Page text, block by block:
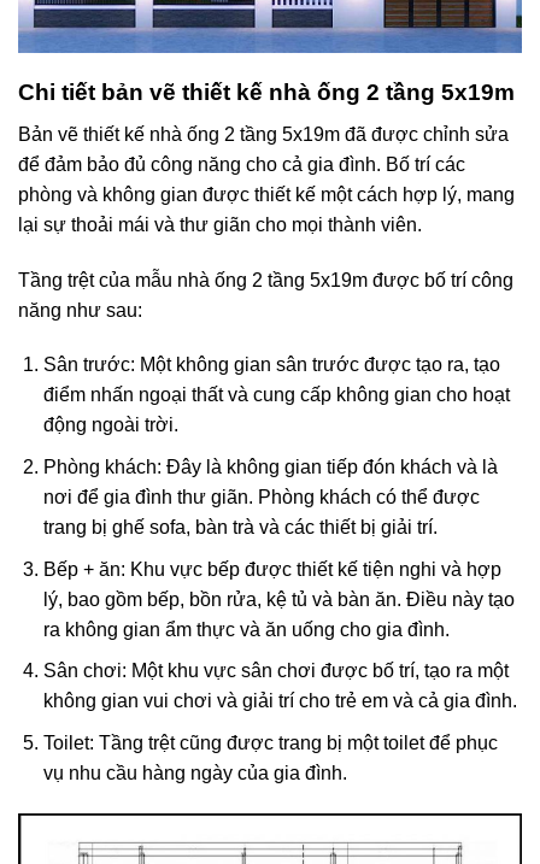
Chi tiết bản vẽ thiết kế nhà ống 2 tầng 5x19m
Bản vẽ thiết kế nhà ống 2 tầng 5x19m đã được chỉnh sửa
để đảm bảo đủ công năng cho cả gia đình. Bố trí các
phòng và không gian được thiết kế một cách hợp lý, mang
lại sự thoải mái và thư giãn cho mọi thành viên.
Tầng trệt của mẫu nhà ống 2 tầng 5x19m được bố trí công
năng như sau:
Sân trước: Một không gian sân trước được tạo ra, tạo
điểm nhấn ngoại thất và cung cấp không gian cho hoạt
động ngoài trời.
Phòng khách: Đây là không gian tiếp đón khách và là
nơi để gia đình thư giãn. Phòng khách có thể được
trang bị ghế sofa, bàn trà và các thiết bị giải trí.
Bếp + ăn: Khu vực bếp được thiết kế tiện nghi và hợp
lý, bao gồm bếp, bồn rửa, kệ tủ và bàn ăn. Điều này tạo
ra không gian ẩm thực và ăn uống cho gia đình.
Sân chơi: Một khu vực sân chơi được bố trí, tạo ra một
không gian vui chơi và giải trí cho trẻ em và cả gia đình.
Toilet: Tầng trệt cũng được trang bị một toilet để phục
vụ nhu cầu hàng ngày của gia đình.